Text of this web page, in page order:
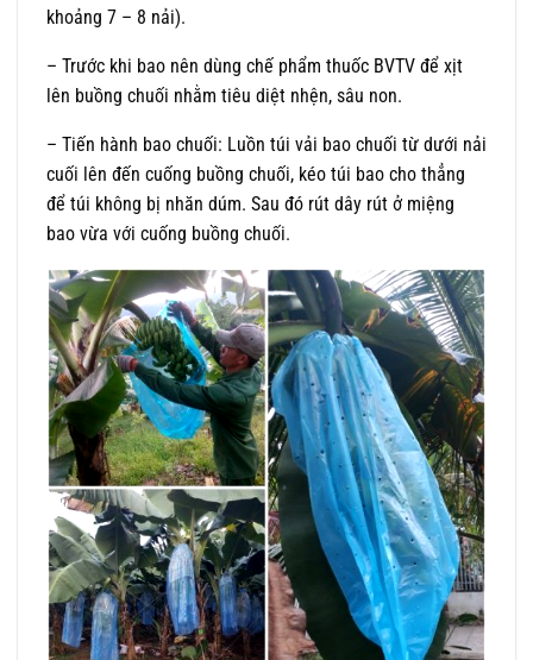
khoảng 7 – 8 nải).
– Trước khi bao nên dùng chế phẩm thuốc BVTV để xịt
lên buồng chuối nhằm tiêu diệt nhện, sâu non.
– Tiến hành bao chuối: Luồn túi vải bao chuối từ dưới nải
cuối lên đến cuống buồng chuối, kéo túi bao cho thẳng
để túi không bị nhăn dúm. Sau đó rút dây rút ở miệng
bao vừa với cuống buồng chuối.